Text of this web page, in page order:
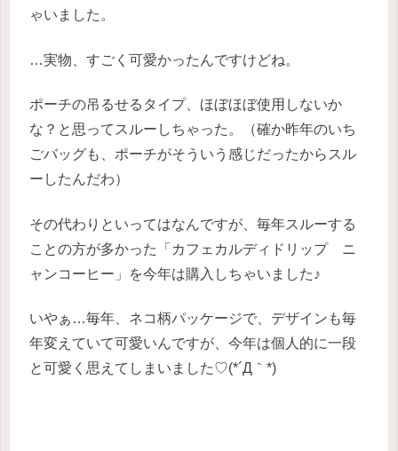
ゃいました。
…実物、すごく可愛かったんですけどね。
ポーチの吊るせるタイプ、ほぼほぼ使用しないか
な？と思ってスルーしちゃった。（確か昨年のいち
ごバッグも、ポーチがそういう感じだったからスル
ーしたんだわ）
その代わりといってはなんですが、毎年スルーする
ことの方が多かった「カフェカルディドリップ ニ
ャンコーヒー」を今年は購入しちゃいました♪
いやぁ…毎年、ネコ柄パッケージで、デザインも毎
年変えていて可愛いんですが、今年は個人的に一段
と可愛く思えてしまいました♡(*´Д｀*)